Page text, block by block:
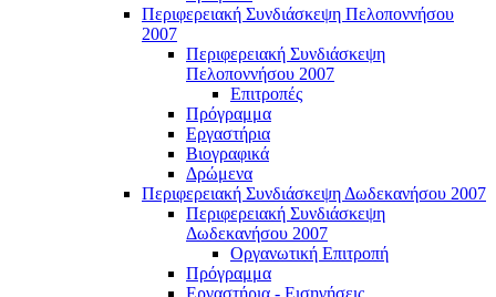
Περιφερειακή Συνδιάσκεψη Πελοποννήσου
2007
Περιφερειακή Συνδιάσκεψη
Πελοποννήσου 2007
Επιτροπές
Πρόγραμμα
Εργαστήρια
Βιογραφικά
Δρώμενα
Περιφερειακή Συνδιάσκεψη Δωδεκανήσου 2007
Περιφερειακή Συνδιάσκεψη
Δωδεκανήσου 2007
Οργανωτική Επιτροπή
Πρόγραμμα
Εργαστήρια - Εισηγήσεις